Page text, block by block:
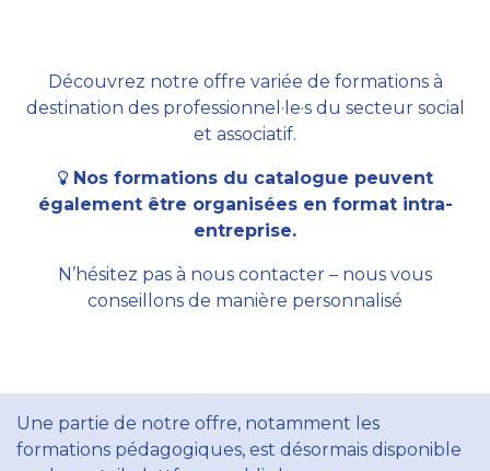
Découvrez notre offre variée de formations à
destination des professionnel·le·s du secteur social
et associatif.
Nos formations du catalogue peuvent
également être organisées en format intra-
entreprise.
N’hésitez pas à nous contacter – nous vous
conseillons de manière personnalisé
Une partie de notre offre, notamment les
formations pédagogiques, est désormais disponible